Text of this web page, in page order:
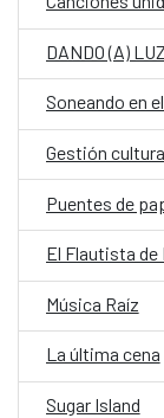
DANDO (A)
Soneando en
Puentes de
El Flautista de
Música Raíz
La última cena
Sugar Island